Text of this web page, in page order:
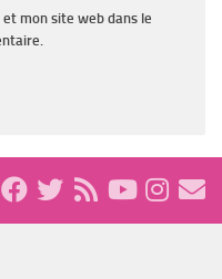
mon site web dans le